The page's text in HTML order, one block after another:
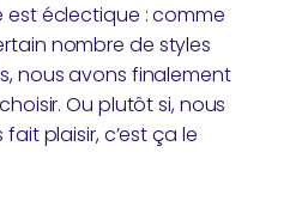
est éclectique : comme
nombre de styles
nous avons finalement
Ou plutôt si, nous
plaisir, c’est ça le